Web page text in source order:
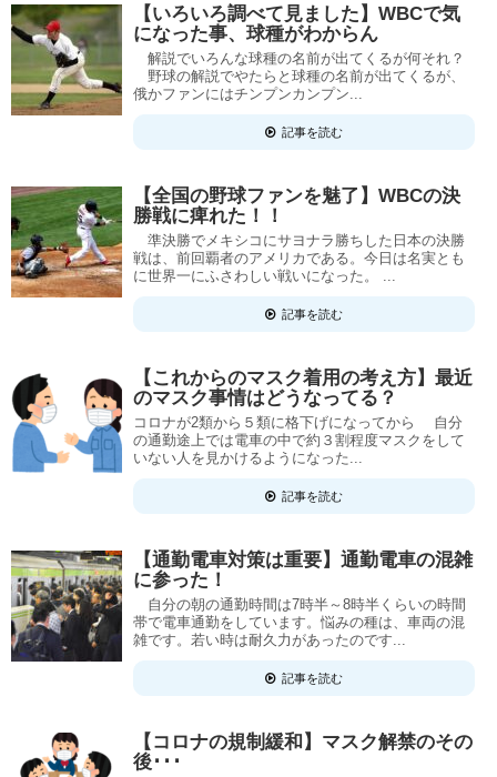
【いろいろ調べて見ました】WBCで気
になった事、球種がわからん
解説でいろんな球種の名前が出てくるが何それ？
野球の解説でやたらと球種の名前が出てくるが、
俄かファンにはチンプンカンプン...
記事を読む
【全国の野球ファンを魅了】WBCの決
勝戦に痺れた！！
準決勝でメキシコにサヨナラ勝ちした日本の決勝
戦は、前回覇者のアメリカである。今日は名実とも
に世界一にふさわしい戦いになった。 ...
記事を読む
【これからのマスク着用の考え方】最近
のマスク事情はどうなってる？
コロナが2類から５類に格下げになってから 自分
の通勤途上では電車の中で約３割程度マスクをして
いない人を見かけるようになった...
記事を読む
【通勤電車対策は重要】通勤電車の混雑
に参った！
自分の朝の通勤時間は7時半～8時半くらいの時間
帯で電車通勤をしています。悩みの種は、車両の混
雑です。若い時は耐久力があったのです...
記事を読む
【コロナの規制緩和】マスク解禁のその
後･･･